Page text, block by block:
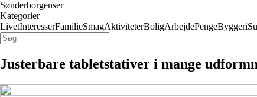
Sønderborgenser
Kategorier
LivetInteresserFamilieSmagAktiviteterBoligArbejdePengeByggeri
Justerbare tabletstativer i mange